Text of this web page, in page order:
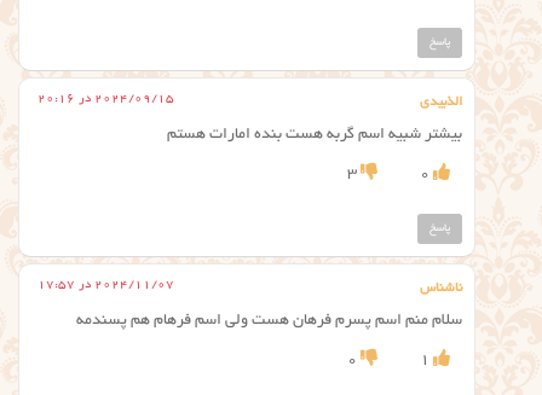
پاسخ
الذبیدی 2024/09/15 در 20:16
بیشتر شبیه اسم گربه هست بنده امارات هستم
0
3
پاسخ
ناشناس 2024/11/07 در 17:57
سلام منم اسم پسرم فرهان هست ولی اسم فرهام هم پسندمه
1
0